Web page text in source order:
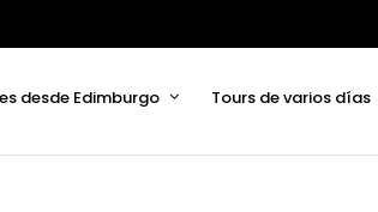
desde Edimburgo Tours de varios días